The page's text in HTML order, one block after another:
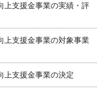
上支援金事業の実績・評
上支援金事業の対象事業
上支援金事業の決定